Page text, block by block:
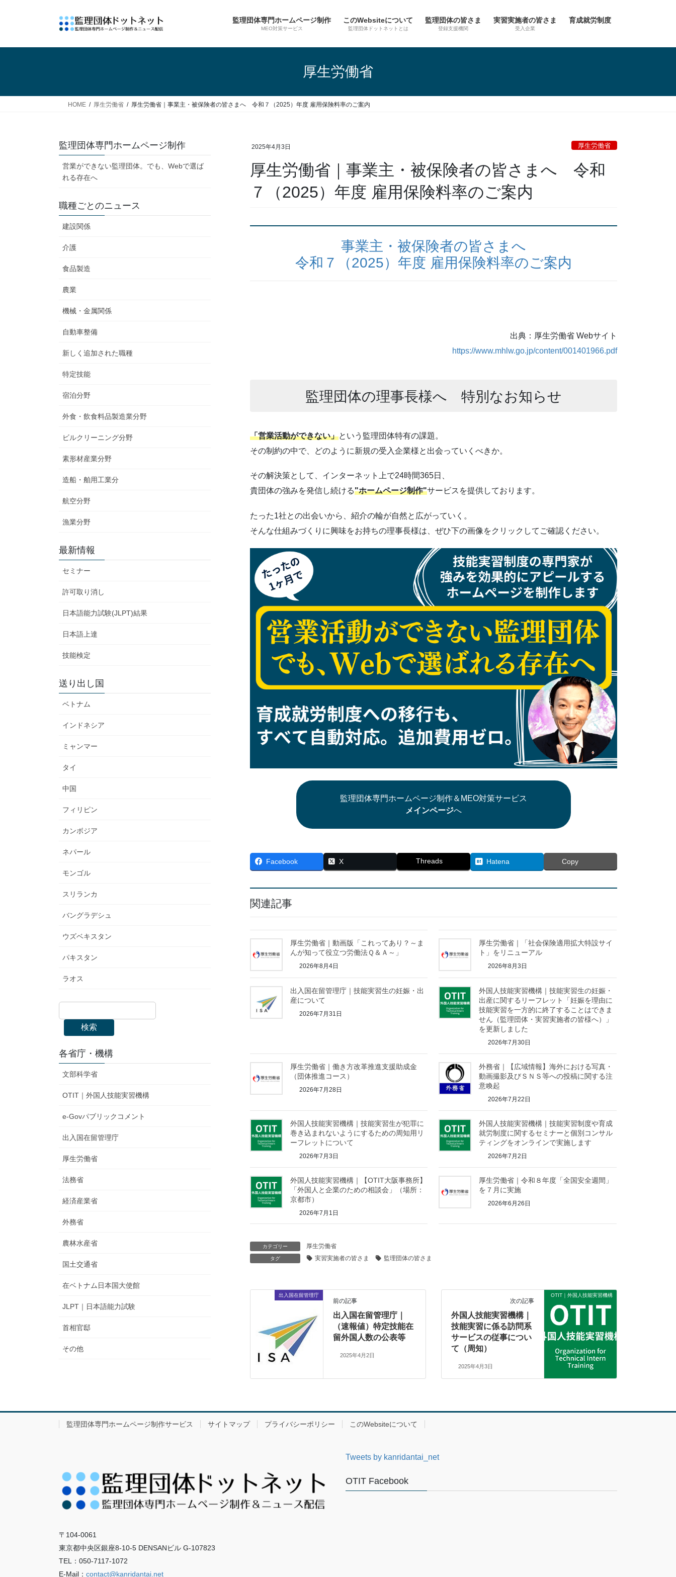
監理団体専門ホームページ制作
MEO対策サービス
このWebsiteについて
監理団体ドットネットとは
監理団体の皆さま
登録支援機関
実習実施者の皆さま
受入企業
育成就労制度
厚生労働省
HOME 厚生労働省 厚生労働省｜事業主・被保険者の皆さまへ 令和７（2025）年度 雇用保険料率のご案内
2025年4月3日 厚生労働省
厚生労働省｜事業主・被保険者の皆さまへ 令和
７（2025）年度 雇用保険料率のご案内
事業主・被保険者の皆さまへ
令和７（2025）年度 雇用保険料率のご案内
出典：厚生労働省 Webサイト
https://www.mhlw.go.jp/content/001401966.pdf
監理団体の理事長様へ 特別なお知らせ
「営業活動ができない」という監理団体特有の課題。
その制約の中で、どのように新規の受入企業様と出会っていくべきか。
その解決策として、インターネット上で24時間365日、
貴団体の強みを発信し続ける"ホームページ制作"サービスを提供しております。
たった1社との出会いから、紹介の輪が自然と広がっていく。
そんな仕組みづくりに興味をお持ちの理事長様は、ぜひ下の画像をクリックしてご確認ください。
監理団体専門ホームページ制作＆MEO対策サービス
メインページへ
Facebook X Threads Hatena Copy
関連記事
厚生労働省｜動画版「これってあり？～ま
んが知って役立つ労働法Ｑ＆Ａ～」
2026年8月4日
厚生労働省｜「社会保険適用拡大特設サイ
ト」をリニューアル
2026年8月3日
出入国在留管理庁｜技能実習生の妊娠・出
産について
2026年7月31日
外国人技能実習機構｜技能実習生の妊娠・
出産に関するリーフレット「妊娠を理由に
技能実習を一方的に終了することはできま
せん（監理団体・実習実施者の皆様へ）」
を更新しました
2026年7月30日
厚生労働省｜働き方改革推進支援助成金
（団体推進コース）
2026年7月28日
外務省｜【広域情報】海外における写真・
動画撮影及びＳＮＳ等への投稿に関する注
意喚起
2026年7月22日
外国人技能実習機構｜技能実習生が犯罪に
巻き込まれないようにするための周知用リ
ーフレットについて
2026年7月3日
外国人技能実習機構｜技能実習制度や育成
就労制度に関するセミナーと個別コンサル
ティングをオンラインで実施します
2026年7月2日
外国人技能実習機構｜【OTIT大阪事務所】
「外国人と企業のための相談会」（場所：
京都市）
2026年7月1日
厚生労働省｜令和８年度「全国安全週間」
を７月に実施
2026年6月26日
カテゴリー 厚生労働省
タグ 実習実施者の皆さま 監理団体の皆さま
出入国在留管理庁
前の記事
出入国在留管理庁｜
（速報値）特定技能在
留外国人数の公表等
2025年4月2日
OTIT｜外国人技能実習機構
次の記事
外国人技能実習機構｜
技能実習に係る訪問系
サービスの従事につい
て（周知）
2025年4月3日
監理団体専門ホームページ制作
営業ができない監理団体。でも、Webで選ば
れる存在へ
職種ごとのニュース
建設関係
介護
食品製造
農業
機械・金属関係
自動車整備
新しく追加された職種
特定技能
宿泊分野
外食・飲食料品製造業分野
ビルクリーニング分野
素形材産業分野
造船・舶用工業分
航空分野
漁業分野
最新情報
セミナー
許可取り消し
日本語能力試験(JLPT)結果
日本語上達
技能検定
送り出し国
ベトナム
インドネシア
ミャンマー
タイ
中国
フィリピン
カンボジア
ネパール
モンゴル
スリランカ
バングラデシュ
ウズベキスタン
パキスタン
ラオス
検索
各省庁・機構
文部科学省
OTIT｜外国人技能実習機構
e-Govパブリックコメント
出入国在留管理庁
厚生労働省
法務省
経済産業省
外務省
農林水産省
国土交通省
在ベトナム日本国大使館
JLPT｜日本語能力試験
首相官邸
その他
監理団体専門ホームページ制作サービス サイトマップ プライバシーポリシー このWebsiteについて
〒104-0061
東京都中央区銀座8-10-5 DENSANビル G-107823
TEL：050-7117-1072
E-Mail： contact@kanridantai.net
Tweets by kanridantai_net
OTIT Facebook